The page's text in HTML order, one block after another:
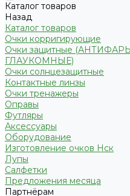
Каталог товаров
Назад
Каталог товаров
Очки корригирующие
Очки защитные
ГЛАУКОМНЫЕ)
Очки солнцезащитные
Контактные линзы
Очки тренажеры
Оправы
Футляры
Аксессуары
Оборудование
Изготовление очков Нск
Лупы
Салфетки
Предложения месяца
Партнёрам